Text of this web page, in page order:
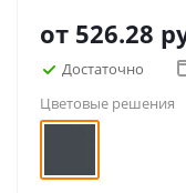
от 526.28
Достаточно
Цветовые решения